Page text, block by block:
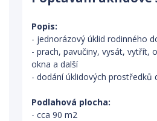
Popis:
- jednorázový úklid rodinného
- prach, pavučiny, vysát, vytřít,
okna a další
- dodání úklidových prostředků
Podlahová plocha:
- cca 90 m2